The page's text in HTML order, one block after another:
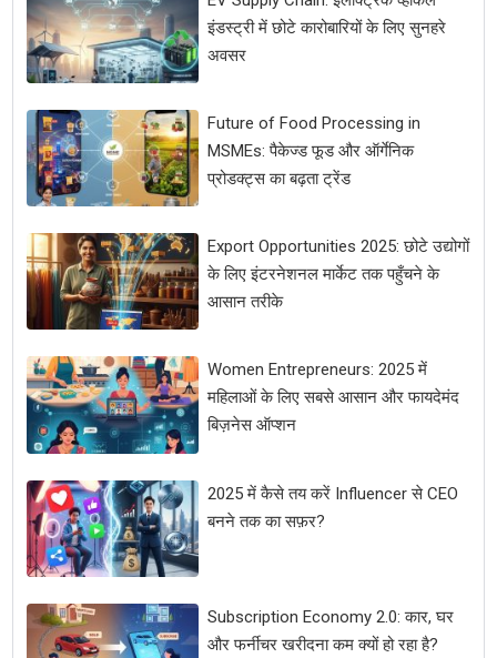
इंडस्ट्री में छोटे कारोबारियों के लिए सुनहरे
अवसर
Future of Food Processing in
MSMEs: पैकेज्ड फूड और ऑर्गेनिक
प्रोडक्ट्स का बढ़ता ट्रेंड
Export Opportunities 2025: छोटे उद्योगों
के लिए इंटरनेशनल मार्केट तक पहुँचने के
आसान तरीके
Women Entrepreneurs: 2025 में
महिलाओं के लिए सबसे आसान और फायदेमंद
बिज़नेस ऑप्शन
2025 में कैसे तय करें Influencer से CEO
बनने तक का सफ़र?
Subscription Economy 2.0: कार, घर
और फर्नीचर खरीदना कम क्यों हो रहा है?